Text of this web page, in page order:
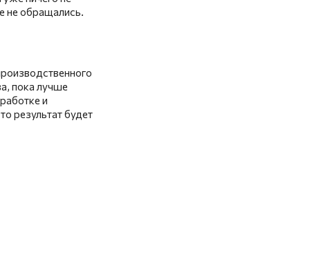
не обращались.
пока лучше
и
результат будет